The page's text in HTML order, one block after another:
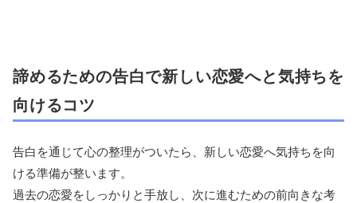
諦めるための告白で新しい恋愛へと気持ちを
向けるコツ
告白を通じて心の整理がついたら、新しい恋愛へ気持ちを向
ける準備が整います。
過去の恋愛をしっかりと手放し、次に進むための前向きな考